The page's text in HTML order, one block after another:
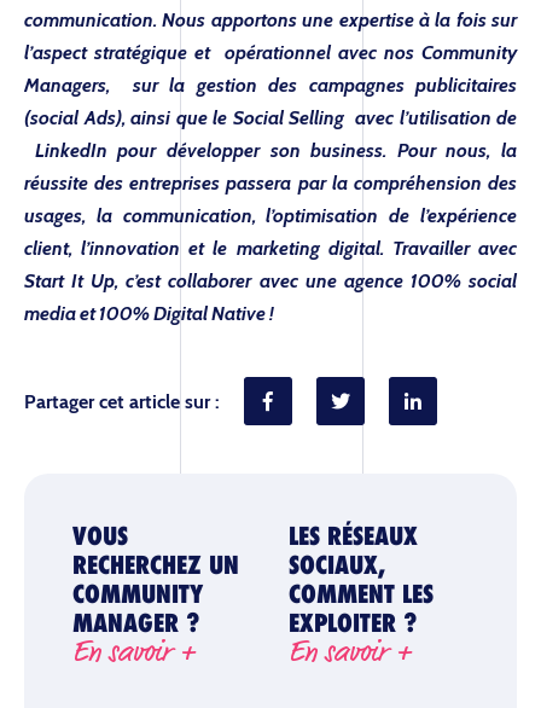
communication. Nous apportons une expertise à la fois sur
l’aspect stratégique et opérationnel avec nos Community
Managers, sur la gestion des campagnes publicitaires
(social Ads), ainsi que le Social Selling avec l’utilisation de
LinkedIn pour développer son business. Pour nous, la
réussite des entreprises passera par la compréhension des
usages, la communication, l’optimisation de l’expérience
client, l’innovation et le marketing digital. Travailler avec
Start It Up, c’est collaborer avec une agence 100% social
media et 100% Digital Native !
Partager cet article sur :
VOUS
RECHERCHEZ UN
COMMUNITY
MANAGER ?
En savoir +
LES RÉSEAUX
SOCIAUX,
COMMENT LES
EXPLOITER ?
En savoir +